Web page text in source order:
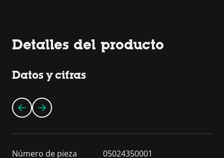
Detalles del producto
Datos y cifras
Número de pieza 05024350001